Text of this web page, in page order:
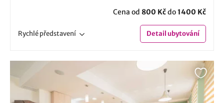
Cena od 800 Kčdo1400 Kč
Rychlépředstavení Detailubytování